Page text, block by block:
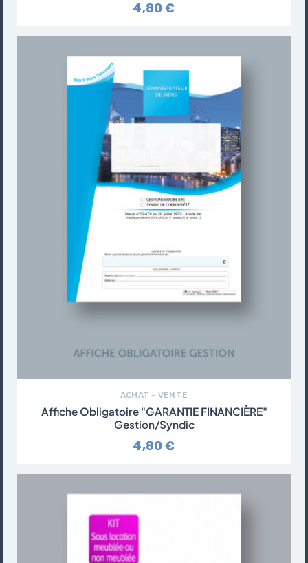
4,80 €
ACHAT – VENTE
Affiche Obligatoire "GARANTIE FINANCIÈRE"
Gestion/syndic
4,80 €